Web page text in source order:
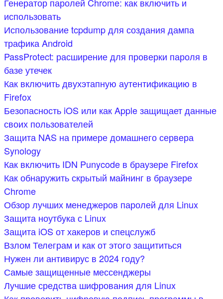
использовать
Использование tcpdump для создания дампа
трафика Android
PassProtect: расширение для проверки пароля в
базе утечек
Как включить двухэтапную аутентификацию в
Firefox
Безопасность iOS или как Apple защищает данные
своих пользователей
Защита NAS на примере домашнего сервера
Synology
Как включить IDN Punycode в браузере Firefox
Как обнаружить скрытый майнинг в браузере
Chrome
Обзор лучших менеджеров паролей для Linux
Защита ноутбука с Linux
Защита iOS от хакеров и спецслужб
Взлом Телеграм и как от этого защититься
Нужен ли антивирус в 2024 году?
Самые защищенные мессенджеры
Лучшие средства шифрования для Linux